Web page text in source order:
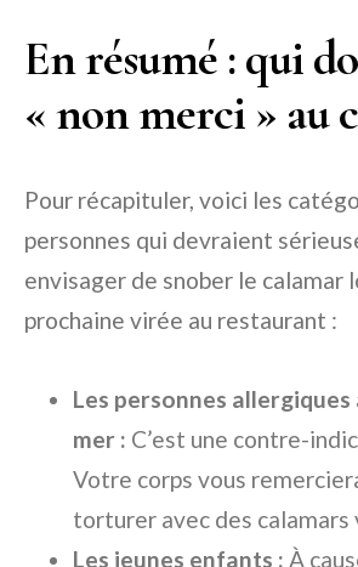
En résumé : qui
« non merci » au
Pour récapituler, voici les
personnes qui devraient
envisager de snober le calamar
prochaine virée au restaurant :
Les personnes
mer : C’est une contre-
Votre corps vous
torturer avec des calamars
Les jeunes enfants : À